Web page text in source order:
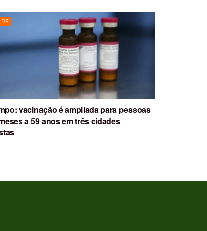
vacinação é ampliada para pessoas
a 59 anos em três cidades